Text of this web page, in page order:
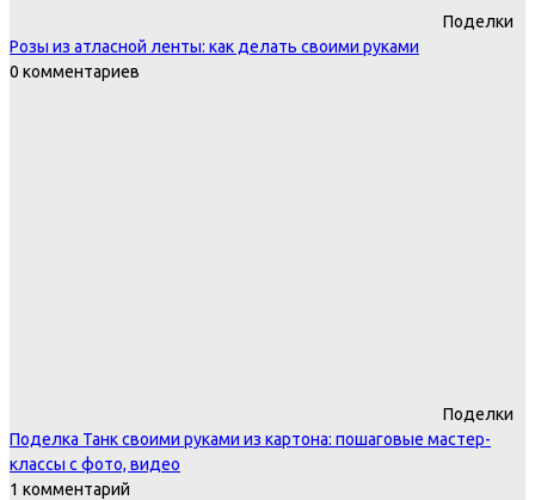
Поделки
Розы из атласной ленты: как делать своими руками
0 комментариев
Поделки
Поделка Танк своими руками из картона: пошаговые мастер-
классы с фото, видео
1 комментарий